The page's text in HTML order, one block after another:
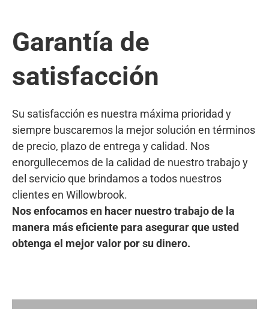
Garantía de
satisfacción
Su satisfacción es nuestra máxima prioridad y
siempre buscaremos la mejor solución en términos
de precio, plazo de entrega y calidad. Nos
enorgullecemos de la calidad de nuestro trabajo y
del servicio que brindamos a todos nuestros
clientes en Willowbrook.
Nos enfocamos en hacer nuestro trabajo de la
manera más eficiente para asegurar que usted
obtenga el mejor valor por su dinero.